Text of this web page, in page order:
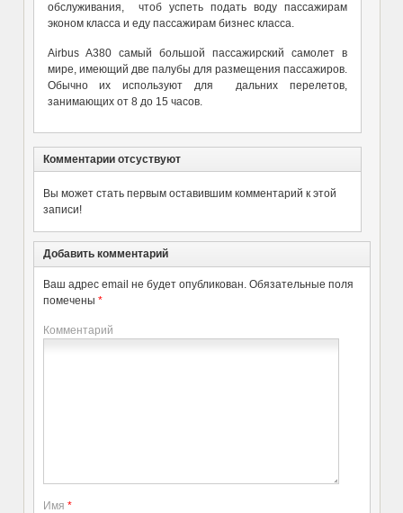
обслуживания, чтоб успеть подать воду пассажирам
эконом класса и еду пассажирам бизнес класса.
Airbus A380 самый большой пассажирский самолет в
мире, имеющий две палубы для размещения пассажиров.
Обычно их используют для дальних перелетов,
занимающих от 8 до 15 часов.
Комментарии отсуствуют
Вы может стать первым оставившим комментарий к этой
записи!
Добавить комментарий
Ваш адрес email не будет опубликован. Обязательные поля
помечены *
Комментарий
Имя *